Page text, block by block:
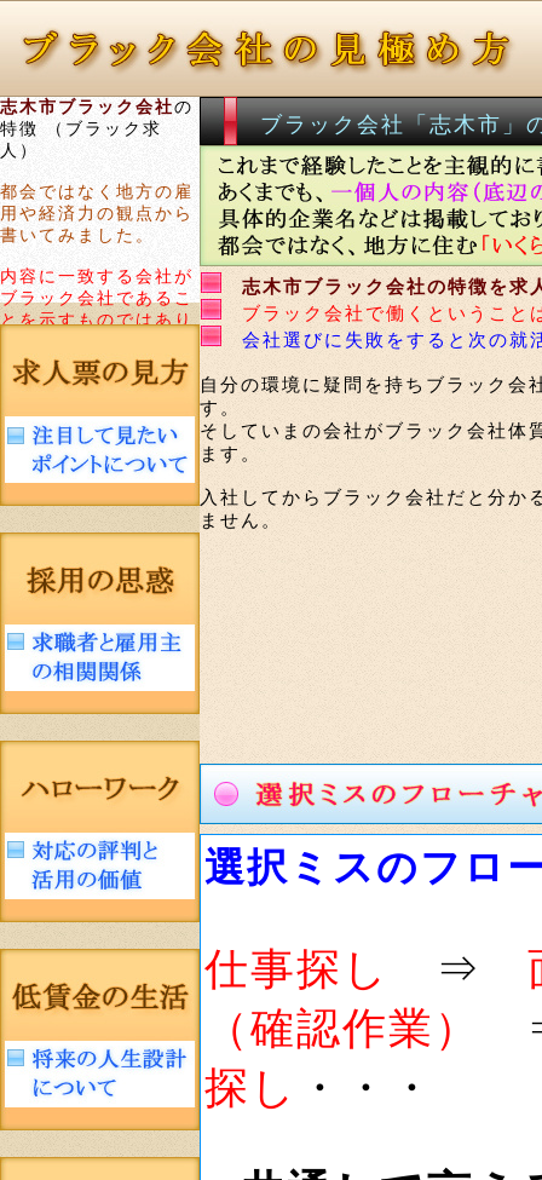
志木市ブラック会社の
特徴 （ブラック求
人）
都会ではなく地方の雇
用や経済力の観点から
書いてみました。
内容に一致する会社が
ブラック会社であるこ
とを示すものではあり
ブラック会社「志木市
志木市ブラック会社の特徴を求
ブラック会社で働くということ
会社選びに失敗をすると次の就
自分の環境に疑問を持ちブラック会
す。
そしていまの会社がブラック会社体
ます。
入社してからブラック会社だと分
ません。
選択ミスのフロ
仕事探し ⇒
（確認作業）
探し ・・・